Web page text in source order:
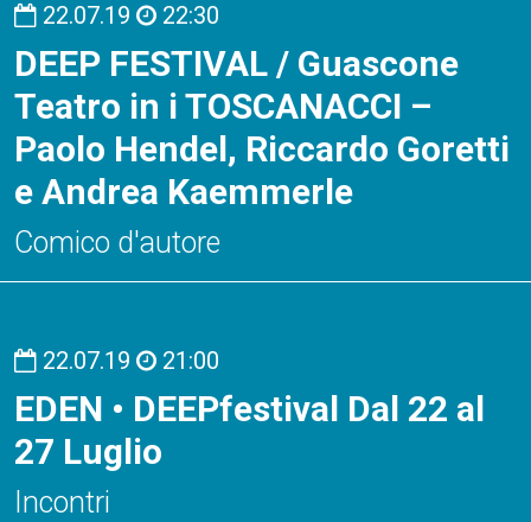
22.07.19 22:30
DEEP FESTIVAL / Guascone
Teatro in i TOSCANACCI –
Paolo Hendel, Riccardo Goretti
e Andrea Kaemmerle
Comico d'autore
22.07.19 21:00
EDEN • DEEPfestival Dal 22 al
27 Luglio
Incontri